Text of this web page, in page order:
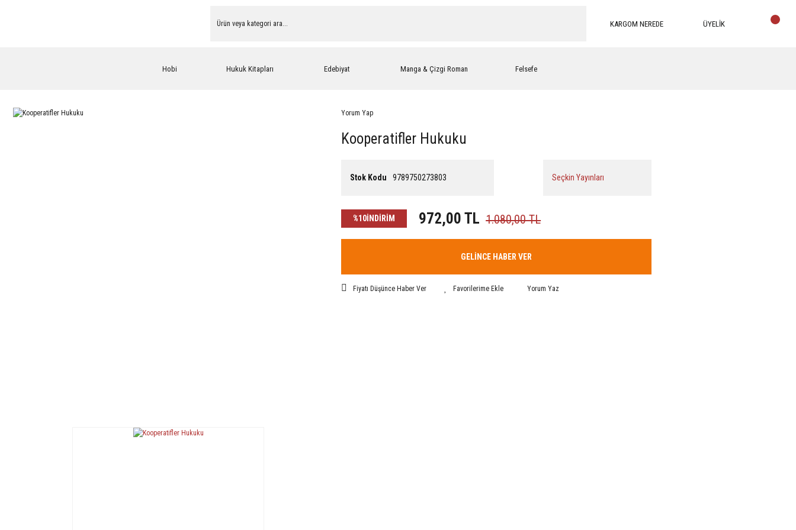
KARGOM NEREDE ÜYELİK
Hobi Hukuk Kitapları Edebiyat Manga & Çizgi Roman Felsefe
Yorum Yap
Kooperatifler Hukuku
Stok Kodu 9789750273803 Seçkin Yayınları
%10İNDİRİM 972,00 TL 1.080,00 TL
GELİNCE HABER VER
Fiyatı Düşünce Haber Ver Yorum Yaz